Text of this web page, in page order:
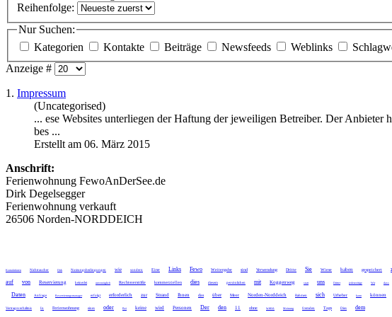
Reihenfolge:
Nur Suchen:
Kategorien
Kontakte Beiträge Newsfeeds Weblinks
Anzeige #
1. Impressum
(Uncategorised)
... ese Websites unterliegen der Haftung der jeweiligen Betreiber. Der Anbieter
bes ...
Erstellt am 06. März 2015
Anschrift:
Ferienwohnung FewoAnDerSee.de
Dirk Degelsegger
Ferienwohnung verkauft
26506 Norden-NORDDEICH
Kontaktdaten Nichtraucher Dirk Nutzungsbedingungen wie sondern Eine Links Fewo Weitergabe sind Verwendung Dritte Sie Wiese haben gespeichert
auf von Reservierung keinerlei unverzüglich Rechtsverstöße kommerziellen dies diesem persönlichen mit Koggenweg statt uns Dritter jederzeitige Wir dass
Daten
Anfrage Reservierungsmanager erfolgt erforderlich zur Strand Ihnen das über Meer Norden-Norddeich Rahmen sich Urheber kann können
Vertragsverhältnis In Ferienwohnung eines oder Bei keine wird Personen Der den 11 ohne wenn Meinung fremden Tags Dies dem